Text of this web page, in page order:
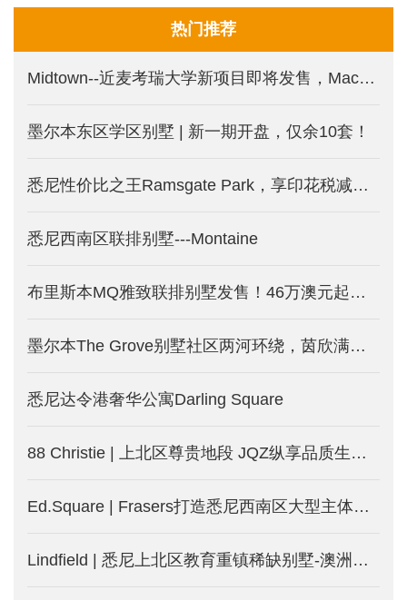
热门推荐
Midtown--近麦考瑞大学新项目即将发售，Macquarie Park 印花税减免新盘
墨尔本东区学区别墅 | 新一期开盘，仅余10套！
悉尼性价比之王Ramsgate Park，享印花税减免的三面环水公寓。
悉尼西南区联排别墅---Montaine
布里斯本MQ雅致联排别墅发售！46万澳元起受年轻中产热捧！
墨尔本The Grove别墅社区两河环绕，茵欣满载！全新规划，新一期别墅发售！
悉尼达令港奢华公寓Darling Square
88 Christie | 上北区尊贵地段 JQZ纵享品质生活-澳洲悉尼新楼盘发售中
Ed.Square | Frasers打造悉尼西南区大型主体规划社区
Lindfield | 悉尼上北区教育重镇稀缺别墅-澳洲悉尼新楼盘